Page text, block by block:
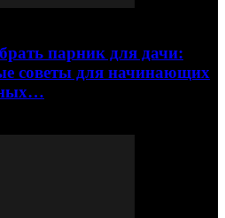
парник для дачи:
советы для начинающих